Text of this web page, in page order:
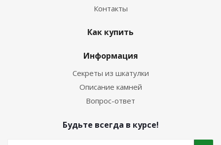
Контакты
Как купить
Информация
Секреты из шкатулки
Описание камней
Вопрос-ответ
Будьте всегда в курсе!